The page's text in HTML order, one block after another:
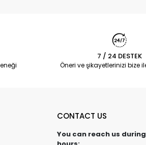
7 / 24 DESTEK
Öneri ve şikayetlerinizi bize
CONTACT US
You can reach us